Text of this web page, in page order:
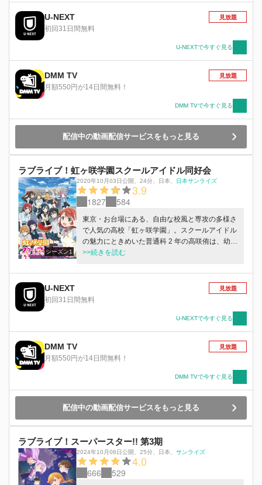
す！！ 思ったんだ。新入生と一緒に頑張りたい
って――。 新たなメンバーを迎え一番星を目指
すかのんたちとの「みんなで叶える物語(スクー
U-NEXT
初回31日間無料
見放題
U-NEXTで今すぐ見る
DMM TV
月額550円が14日間無料！
見放題
DMM TVで今すぐ見る
配信中の動画配信サービスをもっと見る
ラブライブ！虹ヶ咲学園スクールアイドル同好会
シーズン1
2020年10月03日公開 24分 日本 日本サンライズ
3.9
1827 584
東京・お台場にある、自由な校風と専攻の多様さ
で人気の高校「虹ヶ咲学園」。スクールアイドル
の魅力にときめいた普通科 2 年の高咲侑は、幼馴
染の上原歩夢とともに「スクールアイドル同好
として、それぞれの想いを胸に日々活動するメン
バーたち。「夢を追いかけている人を応援できた
ら……。」9 人と 1 人の少女たちが紡ぐ、初めて
ジェクト)」。届け！ときめき――。いままた夢
を、追いかけていこう！
>>続きを読む
U-NEXT
初回31日間無料
見放題
U-NEXTで今すぐ見る
DMM TV
月額550円が14日間無料！
見放題
DMM TVで今すぐ見る
配信中の動画配信サービスをもっと見る
ラブライブ！スーパースター!! 第3期
2024年10月06日公開 25分 日本 サンライズ
4.0
666 529